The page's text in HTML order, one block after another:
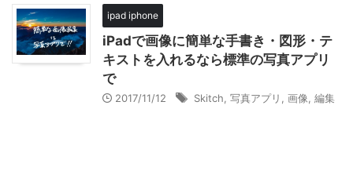
ipad iphone
iPadで画像に簡単な手書き・図形・テ
キストを入れるなら標準の写真アプリ
で
2017/11/12 Skitch 写真アプリ 画像 編集